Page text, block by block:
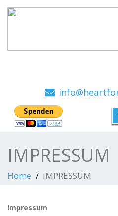
IMPRESSUM
Home IMPRESSUM
Impressum